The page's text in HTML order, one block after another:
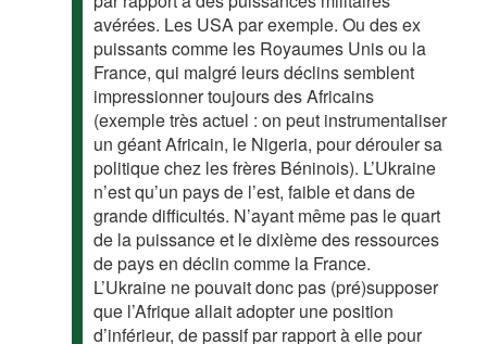
avérées. Les USA par exemple. Ou des ex
puissants comme les Royaumes Unis ou la
France, qui malgré leurs déclins semblent
impressionner toujours des Africains
(exemple très actuel : on peut instrumentaliser
un géant Africain, le Nigeria, pour dérouler sa
politique chez les frères Béninois). L’Ukraine
n’est qu’un pays de l’est, faible et dans de
grande difficultés. N’ayant même pas le quart
de la puissance et le dixième des ressources
de pays en déclin comme la France.
L’Ukraine ne pouvait donc pas (pré)supposer
que l’Afrique allait adopter une position
d’inférieur, de passif par rapport à elle pour